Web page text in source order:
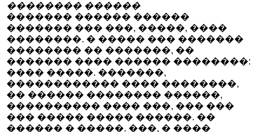
�������� ������
������� ������ ������
������� ��� ���, �����, ����
��������. � ����� ��� �������
�������� �� �������, ��
������� ���� ������ ��������:
���� �����. �������,
������������ ���� ��������,
�� ������ �������� ������,
���������� ���� ���, ��� ���
��� ����� ����� ������. ��
������ � �����. ���, � ����